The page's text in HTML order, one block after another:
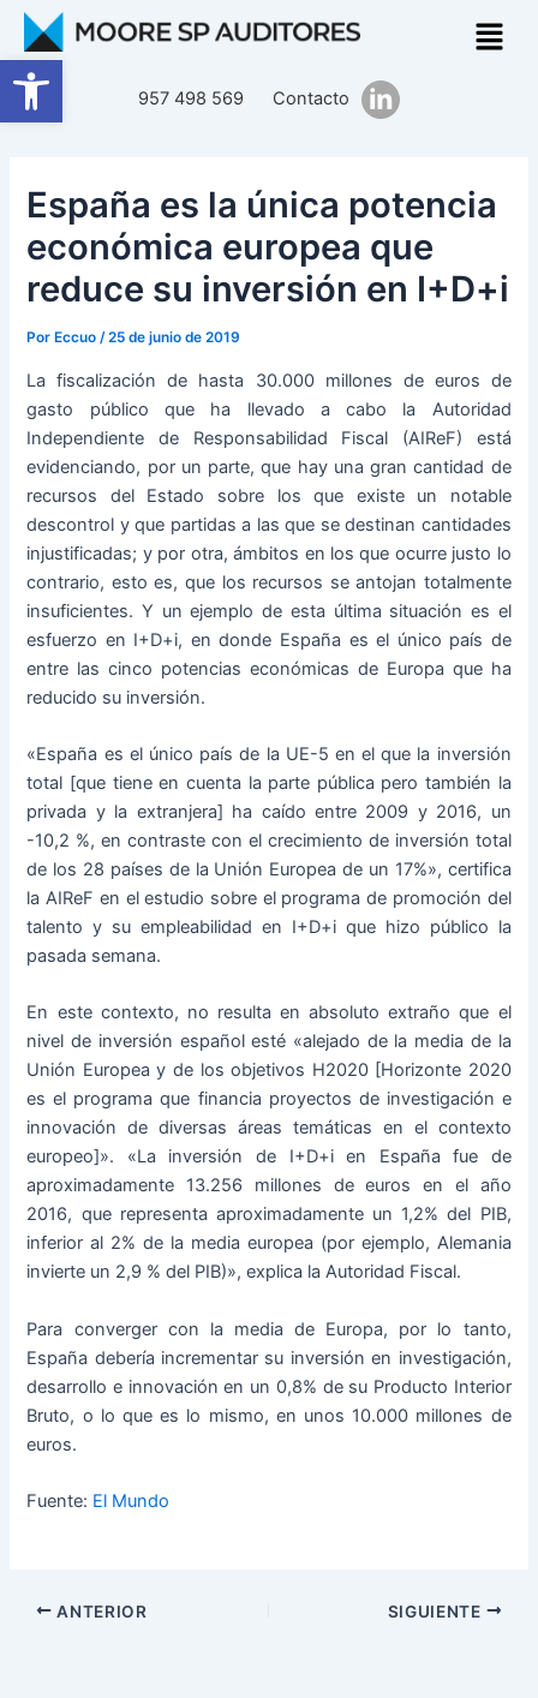
Abrir barra de herramientas
contenido
957 498 569
Contacto
España es la única potencia
económica europea que
reduce su inversión en I+D+i
Por Eccuo/25 de junio de 2019
La fiscalización de hasta 30.000 millones de euros de
gasto público que ha llevado a cabo la Autoridad
Independiente de Responsabilidad Fiscal (AIReF) está
evidenciando, por un parte, que hay una gran cantidad de
recursos del Estado sobre los que existe un notable
descontrol y que partidas a las que se destinan cantidades
injustificadas; y por otra, ámbitos en los que ocurre justo lo
contrario, esto es, que los recursos se antojan totalmente
insuficientes. Y un ejemplo de esta última situación es el
esfuerzo en I+D+i, en donde España es el único país de
entre las cinco potencias económicas de Europa que ha
reducido su inversión.
«España es el único país de la UE-5 en el que la inversión
total [que tiene en cuenta la parte pública pero también la
privada y la extranjera] ha caído entre 2009 y 2016, un
-10,2 %, en contraste con el crecimiento de inversión total
de los 28 países de la Unión Europea de un 17%», certifica
la AIReF en el estudio sobre el programa de promoción del
talento y su empleabilidad en I+D+i que hizo público la
pasada semana.
En este contexto, no resulta en absoluto extraño que el
nivel de inversión español esté «alejado de la media de la
Unión Europea y de los objetivos H2020 [Horizonte 2020
es el programa que financia proyectos de investigación e
innovación de diversas áreas temáticas en el contexto
europeo]». «La inversión de I+D+i en España fue de
aproximadamente 13.256 millones de euros en el año
2016, que representa aproximadamente un 1,2% del PIB,
inferior al 2% de la media europea (por ejemplo, Alemania
invierte un 2,9 % del PIB)», explica la Autoridad Fiscal.
Para converger con la media de Europa, por lo tanto,
España debería incrementar su inversión en investigación,
desarrollo e innovación en un 0,8% de su Producto Interior
Bruto, o lo que es lo mismo, en unos 10.000 millones de
euros.
Fuente: El Mundo
Navegación
de
entradas
ANTERIOR SIGUIENTE